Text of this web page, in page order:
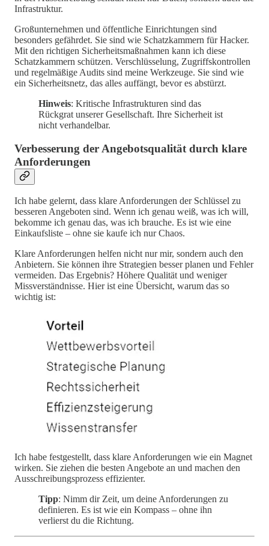
Infrastruktur.
Großunternehmen und öffentliche Einrichtungen sind
besonders gefährdet. Sie sind wie Schatzkammern für Hacker.
Mit den richtigen Sicherheitsmaßnahmen kann ich diese
Schatzkammern schützen. Verschlüsselung, Zugriffskontrollen
und regelmäßige Audits sind meine Werkzeuge. Sie sind wie
ein Sicherheitsnetz, das alles auffängt, bevor es abstürzt.
Hinweis: Kritische Infrastrukturen sind das
Rückgrat unserer Gesellschaft. Ihre Sicherheit ist
nicht verhandelbar.
Verbesserung der Angebotsqualität durch klare
Anforderungen
Ich habe gelernt, dass klare Anforderungen der Schlüssel zu
besseren Angeboten sind. Wenn ich genau weiß, was ich will,
bekomme ich genau das, was ich brauche. Es ist wie eine
Einkaufsliste – ohne sie kaufe ich nur Chaos.
Klare Anforderungen helfen nicht nur mir, sondern auch den
Anbietern. Sie können ihre Strategien besser planen und Fehler
vermeiden. Das Ergebnis? Höhere Qualität und weniger
Missverständnisse. Hier ist eine Übersicht, warum das so
wichtig ist:
Ich habe festgestellt, dass klare Anforderungen wie ein Magnet
wirken. Sie ziehen die besten Angebote an und machen den
Ausschreibungsprozess effizienter.
Tipp: Nimm dir Zeit, um deine Anforderungen zu
definieren. Es ist wie ein Kompass – ohne ihn
verlierst du die Richtung.